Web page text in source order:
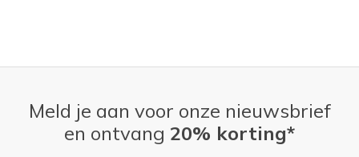
Meld je aan voor onze nieuwsbrief
en ontvang 20% korting*